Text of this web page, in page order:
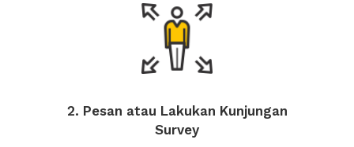
2. Pesan atau Lakukan Kunjungan
Survey